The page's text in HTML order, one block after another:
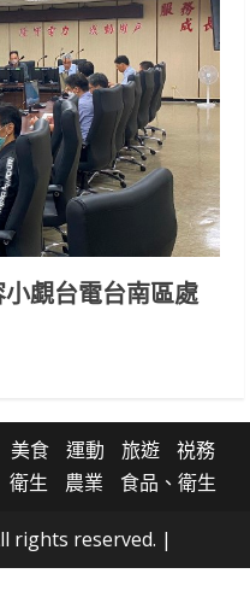
小覷台電台南區處
美食 運動 旅遊
祱務
衛生 農業 食品、衛生
rights reserved. |